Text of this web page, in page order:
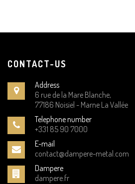
CONTACT-US
Address
6 rue de la Mare Blanche,
77186 Noisiel - Marne La Vallée
Telephone number
+331 85 90 7000
E-mail
contact@dampere-metal.com
Dampere
dampere.fr